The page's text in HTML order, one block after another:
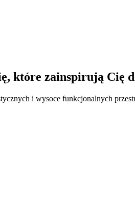
które zainspirują Cię
i wysoce funkcjonalnych